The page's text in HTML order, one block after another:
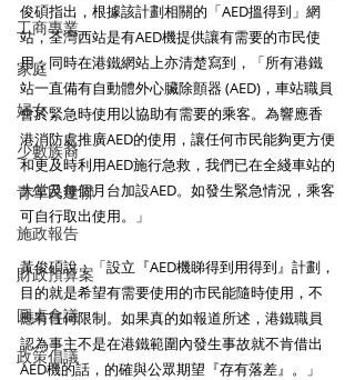
工商專業
家庭
婦女
少數族裔
青年民建聯
施政報告
財政預算案
圓桌會議
政策倡議
俊碩指出，根據該計劃相關的「AED搵得到」網
站，荃灣西站是有AED機提供讓有需要的市民使
用；同時在港鐵網站上亦清楚寫到，「所有港鐵
站一直備有自動體外心臟除顫器 (AED)，車站職員
會於緊急時使用以協助有需要的乘客。為響應香
港消防處推廣AED的使用，讓任何市民能夠更方便
和更及時利用AED施行急救，我們已在全綫車站的
大堂及每個月台加設AED。如發生緊急情況，乘客
可自行取出使用。」
黃俊碩說：「設立『AED機睇得到用得到』計劃，
目的就是希望有需要使用的市民能隨時使用，不
應有任何限制。如果真的如報道所述，港鐵職員
認為事主不是在港鐵範圍內發生事故就不肯借出
AED機的話，的確與公眾期望『存有落差』。」